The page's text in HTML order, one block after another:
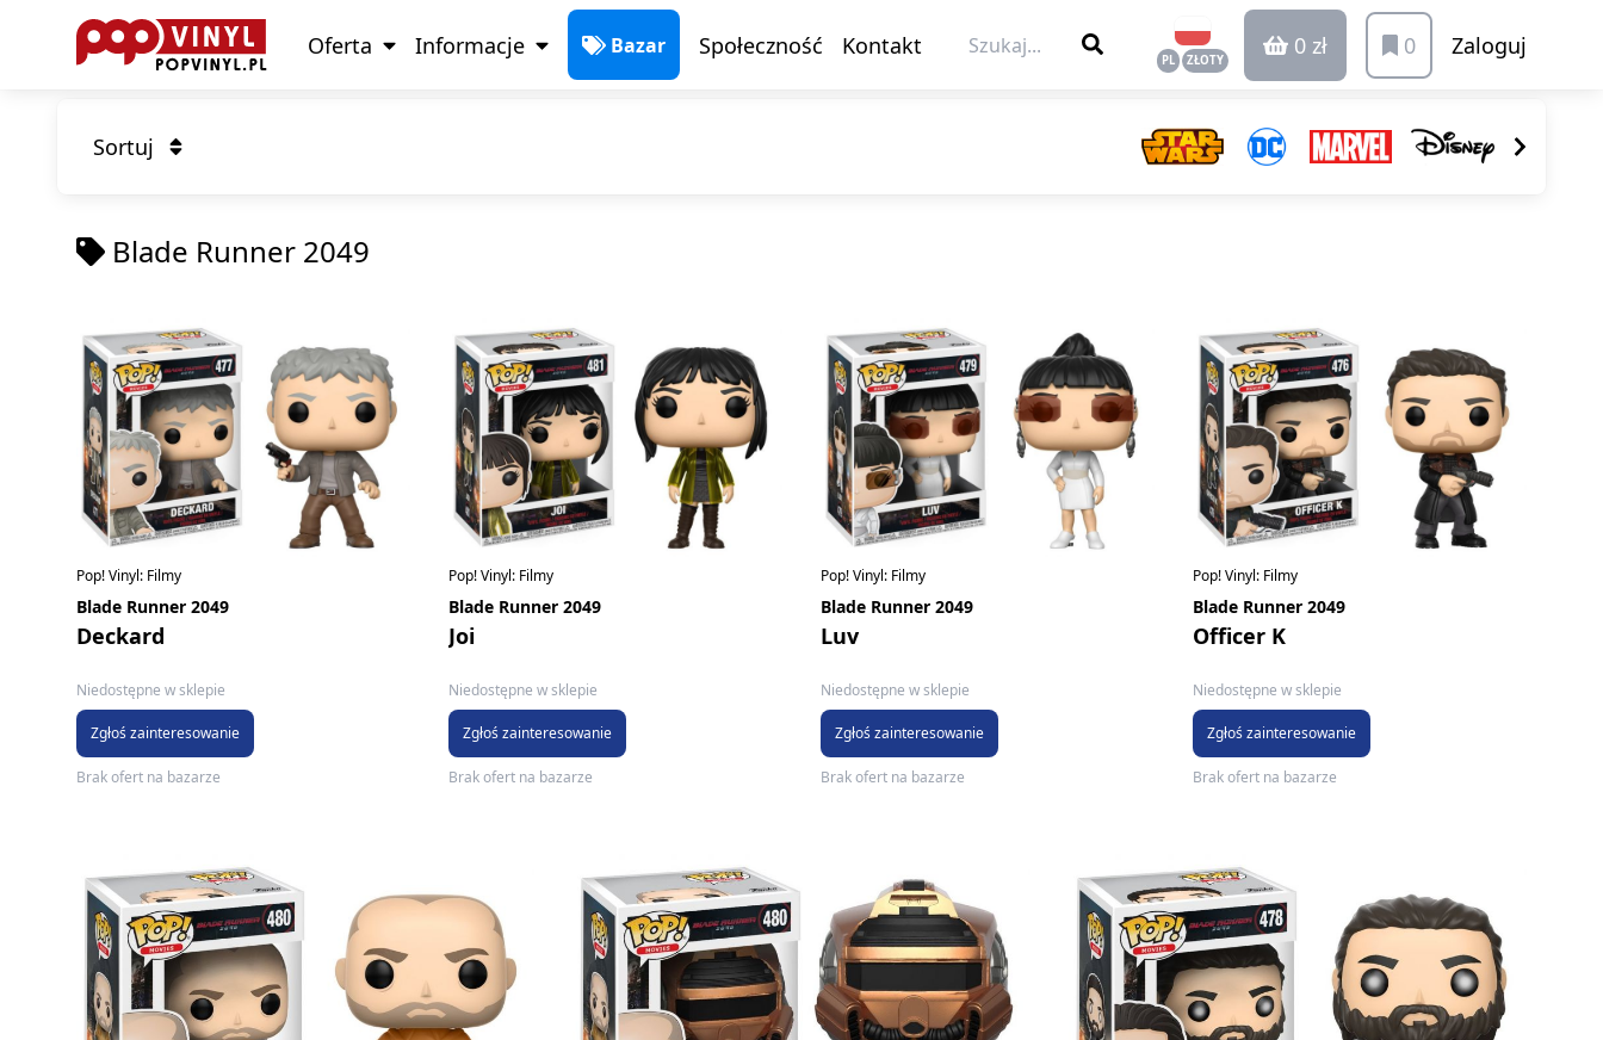
Oferta Informacje Bazar Społeczność Kontakt
PL ZŁOTY
0 zł 0 Zaloguj
Sortuj
Blade Runner 2049
Pop! Vinyl: Filmy
Blade Runner 2049
Deckard
Niedostępne w sklepie
Zgłoś zainteresowanie
Brak ofert na bazarze
Pop! Vinyl: Filmy
Blade Runner 2049
Joi
Niedostępne w sklepie
Zgłoś zainteresowanie
Brak ofert na bazarze
Pop! Vinyl: Filmy
Blade Runner 2049
Luv
Niedostępne w sklepie
Zgłoś zainteresowanie
Brak ofert na bazarze
Pop! Vinyl: Filmy
Blade Runner 2049
Officer K
Niedostępne w sklepie
Zgłoś zainteresowanie
Brak ofert na bazarze